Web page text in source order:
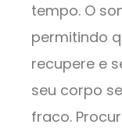
tempo. O
permitindo
recupere e
seu corpo
fraco.